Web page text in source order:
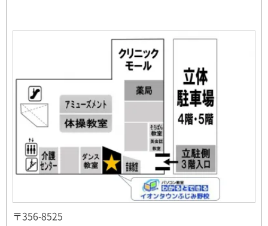
〒356-8525